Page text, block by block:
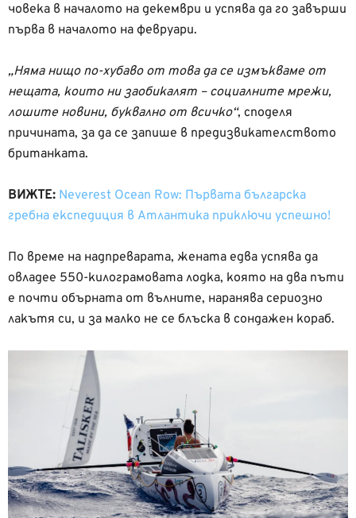
човека в началото на декември и успява да го завърши
първа в началото на февруари.
„Няма нищо по-хубаво от това да се измъкваме от
нещата, които ни заобикалят – социалните мрежи,
лошите новини, буквално от всичко“, споделя
причината, за да се запише в предизвикателството
британката.
ВИЖТЕ: Neverest Ocean Row: Първата българска
гребна експедиция в Атлантика приключи успешно!
По време на надпреварата, жената едва успява да
овладее 550-килограмовата лодка, която на два пъти
е почти обърната от вълните, наранява сериозно
лакътя си, и за малко не се блъска в сондажен кораб.